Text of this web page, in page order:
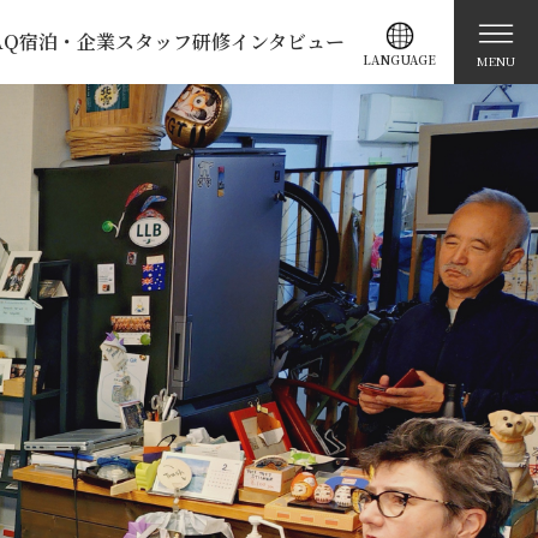
宿泊・企業スタッフ研修インタビュー
LANGUAGE MENU